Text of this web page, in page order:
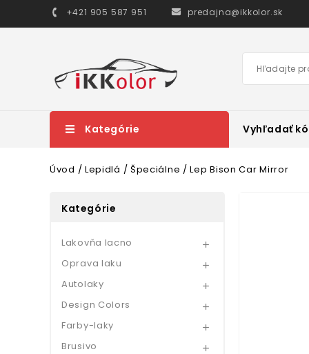
+421 905 587 951 predajna@ikkolor.sk
Kategórie Vyhľadať
Úvod Lepidlá Špeciálne Lep Bison Car Mirror
Kategórie
Lakovňa lacno 
Oprava laku 
Autolaky 
Design Colors 
Farby-laky 
Brusivo 